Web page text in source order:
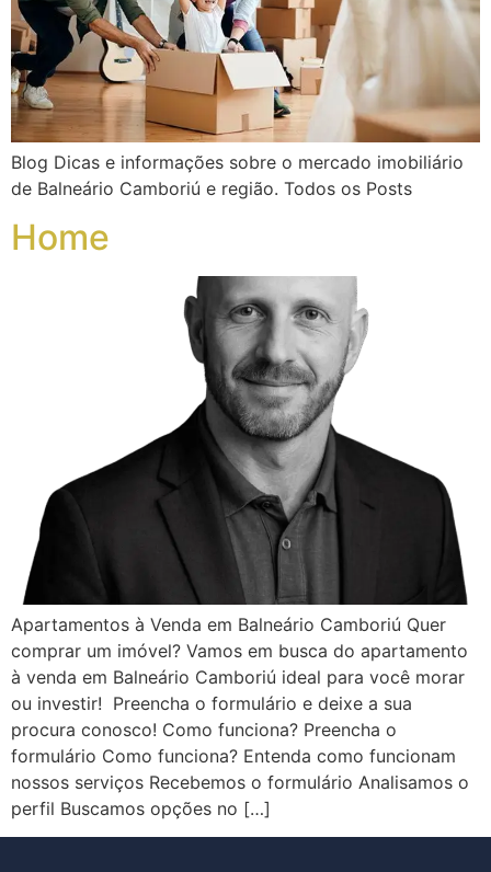
Blog Dicas e informações sobre o mercado imobiliário
de Balneário Camboriú e região. Todos os Posts
Home
Apartamentos à Venda em Balneário Camboriú Quer
comprar um imóvel? Vamos em busca do apartamento
à venda em Balneário Camboriú ideal para você morar
ou investir! Preencha o formulário e deixe a sua
procura conosco! Como funciona? Preencha o
formulário Como funciona? Entenda como funcionam
nossos serviços Recebemos o formulário Analisamos o
perfil Buscamos opções no […]